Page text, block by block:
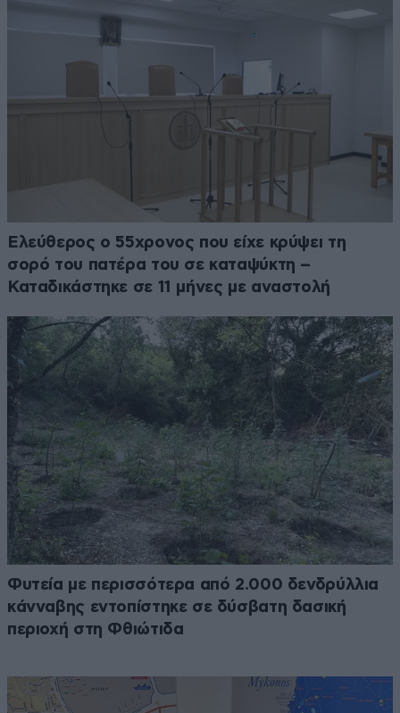
Ελεύθερος ο 55χρονος που είχε κρύψει τη
σορό του πατέρα του σε καταψύκτη –
Καταδικάστηκε σε 11 μήνες με αναστολή
Φυτεία με περισσότερα από 2.000 δενδρύλλια
κάνναβης εντοπίστηκε σε δύσβατη δασική
περιοχή στη Φθιώτιδα